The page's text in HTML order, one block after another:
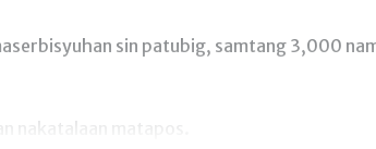
sin patubig, samtang 3,000
nakatalaan matapos.